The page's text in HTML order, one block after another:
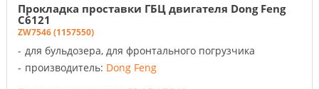
Прокладка проставки ГБЦ двигателя Dong Feng
C6121
ZW7546 (1157550)
для бульдозера, для фронтального погрузчика
производитель: Dong Feng